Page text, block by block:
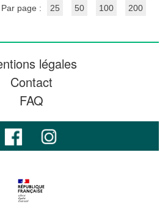
Par page :
25 50 100 200
légales
Contact
FAQ